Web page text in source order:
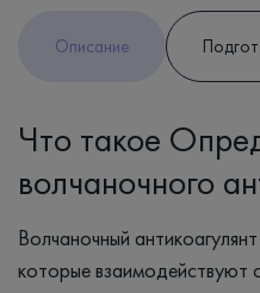
Описание
Что такое
волчаночного
Волчаночный
которые